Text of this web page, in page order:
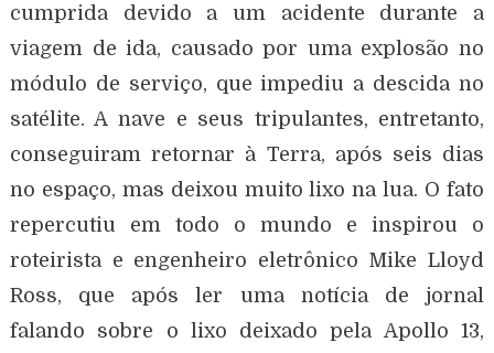
cumprida devido a um acidente durante a
viagem de ida, causado por uma explosão no
módulo de serviço, que impediu a descida no
satélite. A nave e seus tripulantes, entretanto,
conseguiram retornar à Terra, após seis dias
no espaço, mas deixou muito lixo na lua. O fato
repercutiu em todo o mundo e inspirou o
roteirista e engenheiro eletrônico Mike Lloyd
Ross, que após ler uma notícia de jornal
falando sobre o lixo deixado pela Apollo 13,